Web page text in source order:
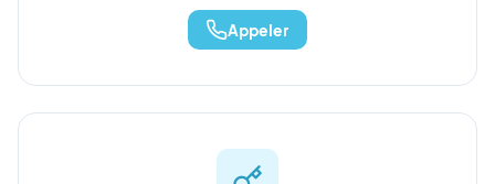
Appeler